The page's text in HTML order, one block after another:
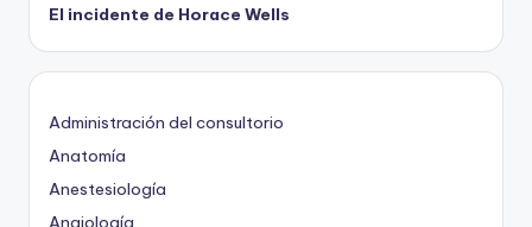
El incidente de Horace Wells
Administración del consultorio
Anatomía
Anestesiología
Angiología